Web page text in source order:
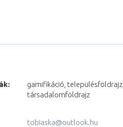
gamifikáció,
társadalomföldrajz
tobiaska@outlook.hu